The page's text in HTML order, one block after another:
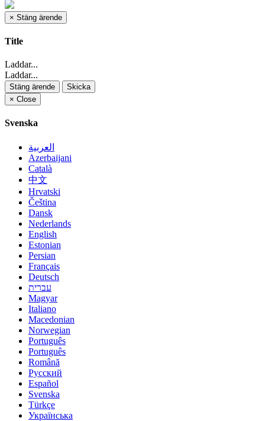
× Stäng ärende
Title
Laddar...
Laddar...
Stäng ärende
Skicka
× Close
Svenska
العربية
Azerbaijani
Català
中文
Hrvatski
Čeština
Dansk
Nederlands
English
Estonian
Persian
Français
Deutsch
עברית
Magyar
Italiano
Macedonian
Norwegian
Português
Português
Română
Русский
Español
Svenska
Türkçe
Українська